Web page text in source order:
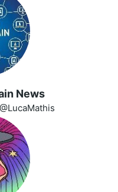
News